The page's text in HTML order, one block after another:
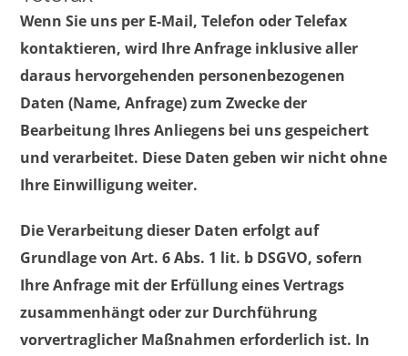
Wenn Sie uns per E-Mail, Telefon oder Telefax
kontaktieren, wird Ihre Anfrage inklusive aller
daraus hervorgehenden personenbezogenen
Daten (Name, Anfrage) zum Zwecke der
Bearbeitung Ihres Anliegens bei uns gespeichert
und verarbeitet. Diese Daten geben wir nicht ohne
Ihre Einwilligung weiter.
Die Verarbeitung dieser Daten erfolgt auf
Grundlage von Art. 6 Abs. 1 lit. b DSGVO, sofern
Ihre Anfrage mit der Erfüllung eines Vertrags
zusammenhängt oder zur Durchführung
vorvertraglicher Maßnahmen erforderlich ist. In